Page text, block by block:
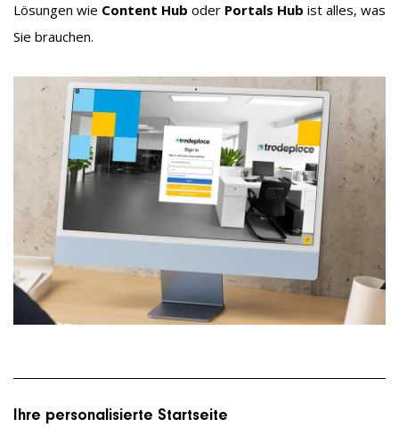
Lösungen wie Content Hub oder Portals Hub ist alles, was
Sie brauchen.
Ihre personalisierte Startseite